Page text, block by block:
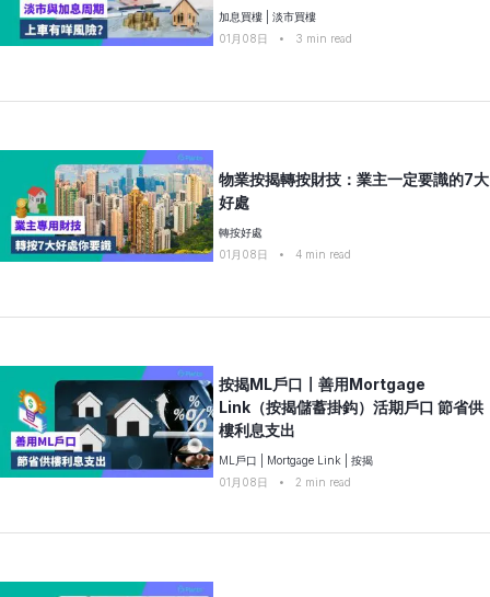
加息買樓
淡市買樓
01月08日
• 3 min read
物業按揭轉按財技：業主一定要識的7大
好處
轉按好處
01月08日
• 4 min read
按揭ML戶口〡善用Mortgage
Link（按揭儲蓄掛鈎）活期戶口 節省供
樓利息支出
ML戶口 Mortgage Link
按揭
01月08日
• 2 min read